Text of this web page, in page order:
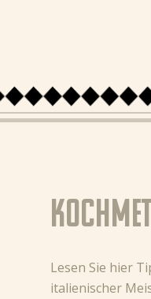
Lesen Sie hier
italienischer